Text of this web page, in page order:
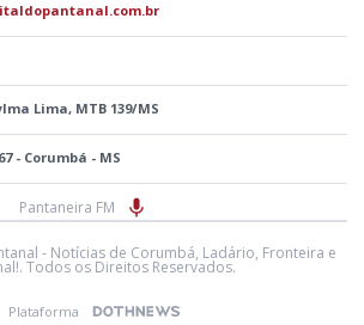
Lima, MTB 139/MS
- Corumbá - MS
Pantaneira FM
- Notícias de Corumbá, Ladário, Fronteira e
Todos os Direitos Reservados.
Plataforma